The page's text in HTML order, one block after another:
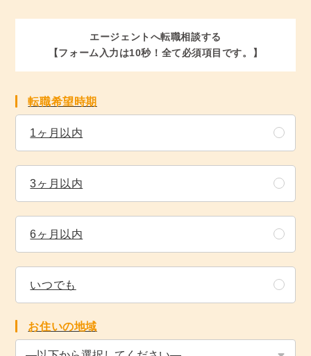
エージェントへ転職相談する
【フォーム入力は10秒！全て必須項目です。】
転職希望時期
1ヶ月以内
3ヶ月以内
6ヶ月以内
いつでも
お住いの地域